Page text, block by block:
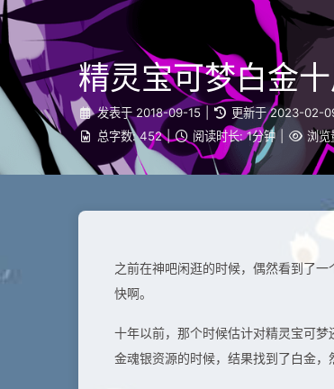
精灵宝可梦白金
发表于 2018-09-15 更新于 2023-02-
总字数: 452 | 阅读时长: 1分钟 浏览
之前在神吧闲逛的时候，偶然看到了
快啊。
十年以前，那个时候估计对精灵宝可
金魂银资源的时候，结果找到了白金，